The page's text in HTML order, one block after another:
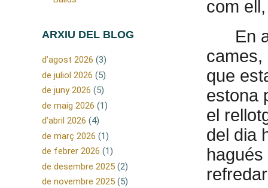
com
En
cames,
que
estona
el
del dia
hagués
ARXIU DEL BLOG
d’agost 2026 (3)
de juliol 2026 (5)
de juny 2026 (5)
de maig 2026 (1)
d’abril 2026 (4)
de març 2026 (1)
de febrer 2026 (1)
de desembre 2025 (2)
de novembre 2025 (5)